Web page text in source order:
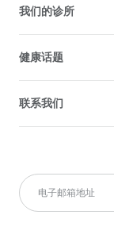
我们的诊所
健康话题
联系我们